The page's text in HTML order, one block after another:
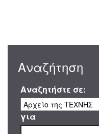
Αναζήτηση
Αναζητήστε σε:
για